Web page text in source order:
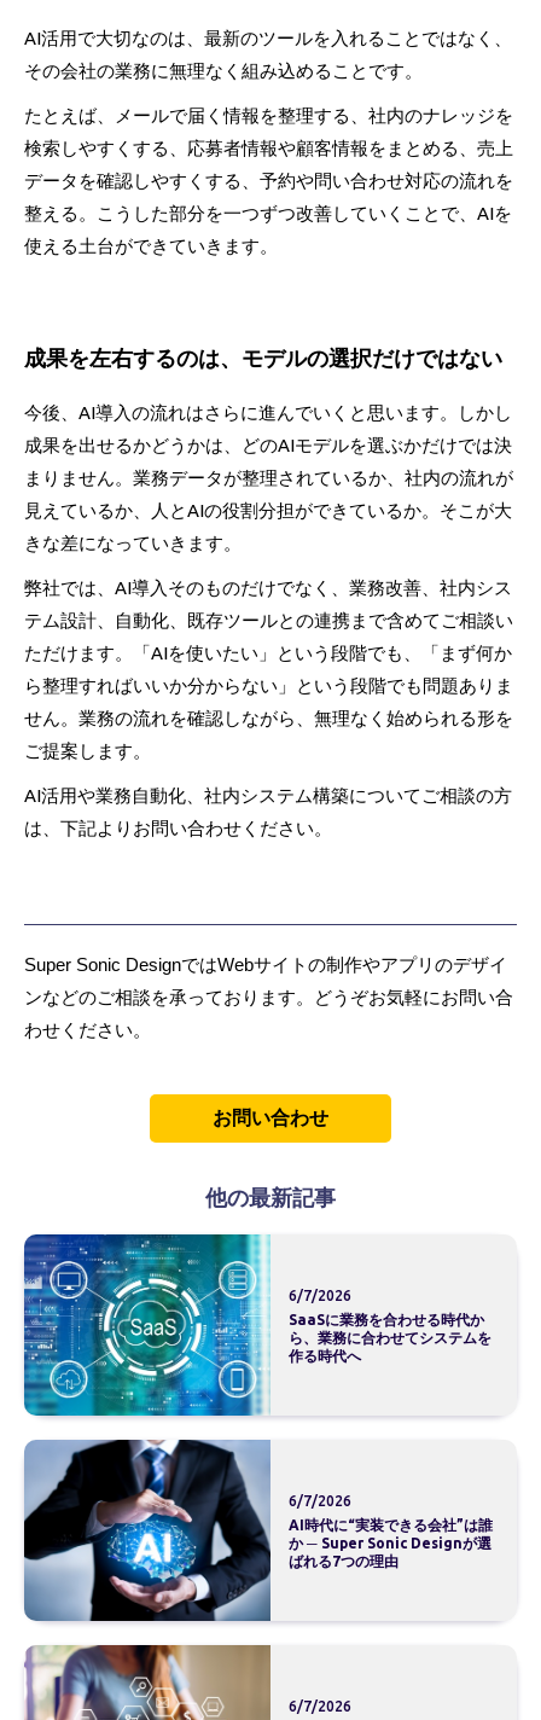
AI活用で大切なのは、最新のツールを入れることではなく、
その会社の業務に無理なく組み込めることです。
たとえば、メールで届く情報を整理する、社内のナレッジを
検索しやすくする、応募者情報や顧客情報をまとめる、売上
データを確認しやすくする、予約や問い合わせ対応の流れを
整える。こうした部分を一つずつ改善していくことで、AIを
使える土台ができていきます。
成果を左右するのは、モデルの選択だけではない
今後、AI導入の流れはさらに進んでいくと思います。しかし
成果を出せるかどうかは、どのAIモデルを選ぶかだけでは決
まりません。業務データが整理されているか、社内の流れが
見えているか、人とAIの役割分担ができているか。そこが大
きな差になっていきます。
弊社では、AI導入そのものだけでなく、業務改善、社内シス
テム設計、自動化、既存ツールとの連携まで含めてご相談い
ただけます。「AIを使いたい」という段階でも、「まず何か
ら整理すればいいか分からない」という段階でも問題ありま
せん。業務の流れを確認しながら、無理なく始められる形を
ご提案します。
AI活用や業務自動化、社内システム構築についてご相談の方
は、下記よりお問い合わせください。
Super Sonic DesignではWebサイトの制作やアプリのデザイ
ンなどのご相談を承っております。どうぞお気軽にお問い合
わせください。
お問い合わせ
他の最新記事
6/7/2026
SaaSに業務を合わせる時代か
ら、業務に合わせてシステムを
作る時代へ
6/7/2026
AI時代に“実装できる会社”は誰
か ─ Super Sonic Designが選
ばれる7つの理由
6/7/2026